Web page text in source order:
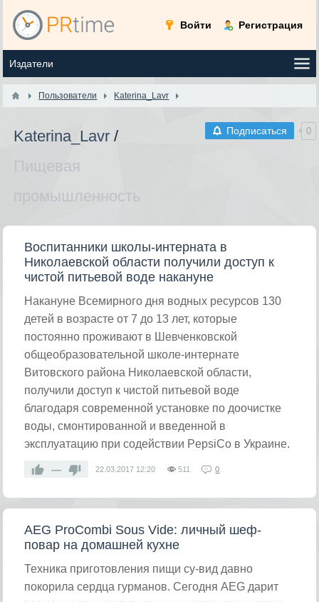
Войти Регистрация
Пользователи Katerina_Lavr
Подписаться 0
Katerina_Lavr /
Пищевая
промышленность
Воспитанники школы-интерната в
Николаевской области получили доступ к
чистой питьевой воде накануне
Накануне Всемирного дня водных ресурсов 130
детей в возрасте от 7 до 13 лет, которые
постоянно проживают в Шевченковской
общеобразовательной школе-интернате
Витовского района Николаевской области,
получили доступ к чистой питьевой воде
благодаря современной установке по доочистке
воды, смонтированной и введенной в
эксплуатацию при содействии PepsiCo в Украине.
— 22.03.2017 12:20 511 0
AEG ProCombi Sous Vide: личный шеф-
повар на домашней кухне
Техника приготовления пищи су-вид давно
покорила сердца гурманов. Сегодня AEG дарит